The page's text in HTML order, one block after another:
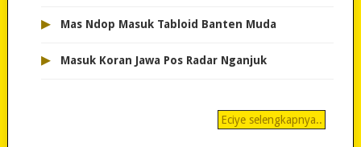
▸ Mas Ndop Masuk Tabloid Banten Muda
▸ Masuk Koran Jawa Pos Radar Nganjuk
Eciye selengkapnya..